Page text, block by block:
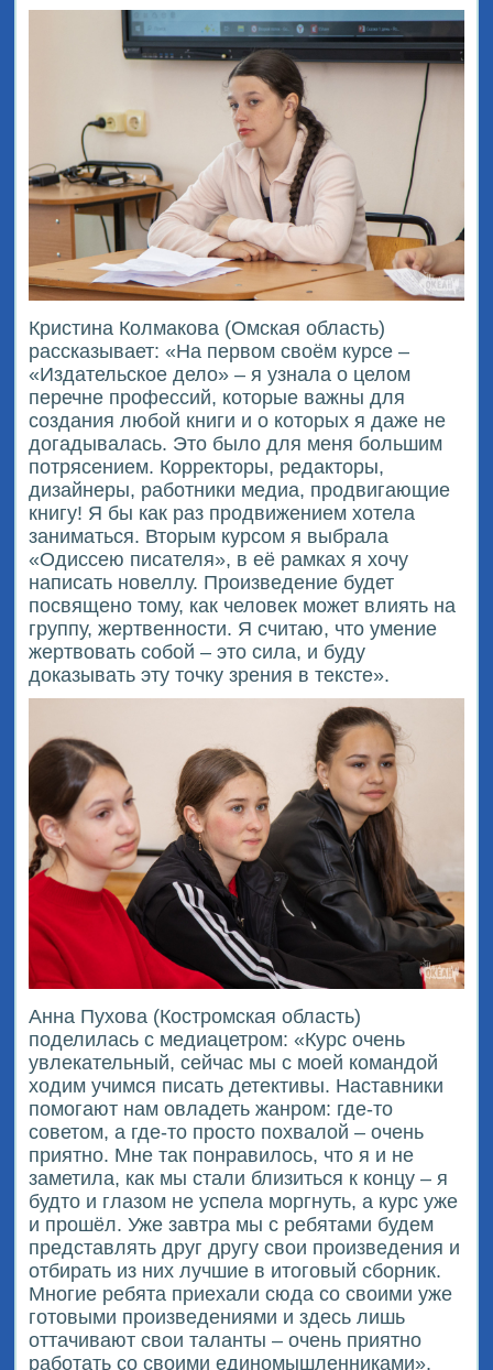
Кристина Колмакова (Омская область)
рассказывает: «На первом своём курсе –
«Издательское дело» – я узнала о целом
перечне профессий, которые важны для
создания любой книги и о которых я даже не
догадывалась. Это было для меня большим
потрясением. Корректоры, редакторы,
дизайнеры, работники медиа, продвигающие
книгу! Я бы как раз продвижением хотела
заниматься. Вторым курсом я выбрала
«Одиссею писателя», в её рамках я хочу
написать новеллу. Произведение будет
посвящено тому, как человек может влиять на
группу, жертвенности. Я считаю, что умение
жертвовать собой – это сила, и буду
доказывать эту точку зрения в тексте».
Анна Пухова (Костромская область)
поделилась с медиацетром: «Курс очень
увлекательный, сейчас мы с моей командой
ходим учимся писать детективы. Наставники
помогают нам овладеть жанром: где-то
советом, а где-то просто похвалой – очень
приятно. Мне так понравилось, что я и не
заметила, как мы стали близиться к концу – я
будто и глазом не успела моргнуть, а курс уже
и прошёл. Уже завтра мы с ребятами будем
представлять друг другу свои произведения и
отбирать из них лучшие в итоговый сборник.
Многие ребята приехали сюда со своими уже
готовыми произведениями и здесь лишь
оттачивают свои таланты – очень приятно
работать со своими единомышленниками».